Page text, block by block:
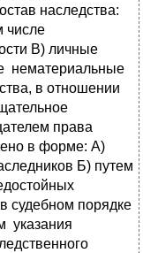
наследства:
числе
В) личные
нематериальные
в отношении
права
в форме: А)
Б) путем
судебном порядке
указания